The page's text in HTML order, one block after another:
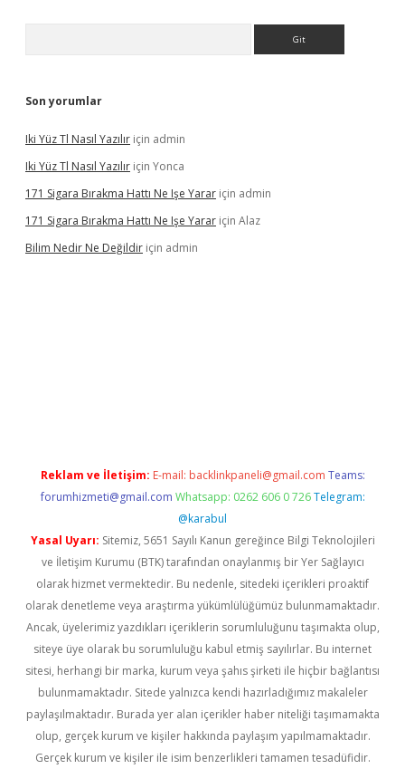
Son yorumlar
Iki Yüz Tl Nasıl Yazılır için admin
Iki Yüz Tl Nasıl Yazılır için Yonca
171 Sigara Bırakma Hattı Ne Işe Yarar için admin
171 Sigara Bırakma Hattı Ne Işe Yarar için Alaz
Bilim Nedir Ne Değildir için admin
Reklam ve İletişim: E-mail: backlinkpaneli@gmail.com Teams:
forumhizmeti@gmail.com Whatsapp: 0262 606 0 726 Telegram:
@karabul
Yasal Uyarı: Sitemiz, 5651 Sayılı Kanun gereğince Bilgi Teknolojileri
ve İletişim Kurumu (BTK) tarafından onaylanmış bir Yer Sağlayıcı
olarak hizmet vermektedir. Bu nedenle, sitedeki içerikleri proaktif
olarak denetleme veya araştırma yükümlülüğümüz bulunmamaktadır.
Ancak, üyelerimiz yazdıkları içeriklerin sorumluluğunu taşımakta olup,
siteye üye olarak bu sorumluluğu kabul etmiş sayılırlar. Bu internet
sitesi, herhangi bir marka, kurum veya şahıs şirketi ile hiçbir bağlantısı
bulunmamaktadır. Sitede yalnızca kendi hazırladığımız makaleler
paylaşılmaktadır. Burada yer alan içerikler haber niteliği taşımamakta
olup, gerçek kurum ve kişiler hakkında paylaşım yapılmamaktadır.
Gerçek kurum ve kişiler ile isim benzerlikleri tamamen tesadüfidir.